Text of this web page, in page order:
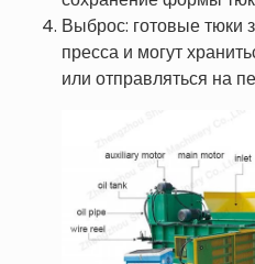
Выброс: готовые тюки
пресса и могут
или отправляться на